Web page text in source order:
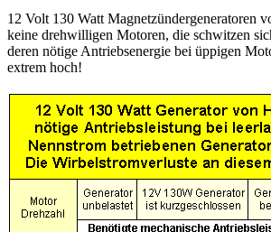
12 Volt 130 Watt Magnetzündergeneratoren
keine drehwilligen Motoren, die schwitzen
deren nötige Antriebsenergie bei üppigen
extrem hoch!